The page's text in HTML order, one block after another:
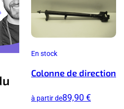
En stock
Colonne de direction
à partir de89,90 €